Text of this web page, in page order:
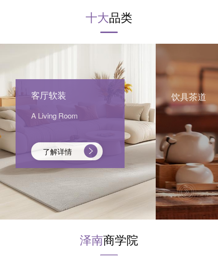
十大品类
客厅软装
A Living Room
了解详情
饮具茶道
泽南商学院